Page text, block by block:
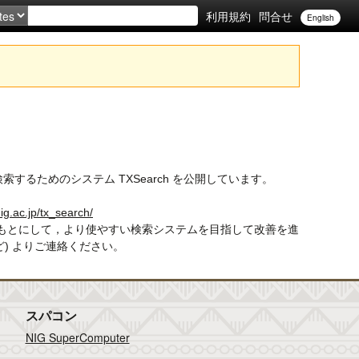
利用規約 問合せ English
するためのシステム TXSearch を公開しています。
tx_search/
にして，より使やすい検索システムを目指して改善を進
よりご連絡ください。
スパコン
NIG SuperComputer